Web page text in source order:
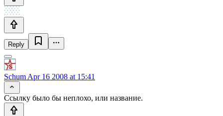
Reply
Schum Apr 16 2008 at 15:41
Ссылку было бы неплохо, или название.